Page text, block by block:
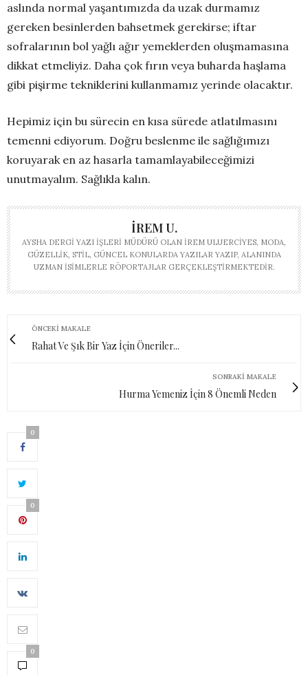
aslında normal yaşantımızda da uzak durmamız
gereken besinlerden bahsetmek gerekirse; iftar
sofralarının bol yağlı ağır yemeklerden oluşmamasına
dikkat etmeliyiz. Daha çok fırın veya buharda haşlama
gibi pişirme tekniklerini kullanmamız yerinde olacaktır.
Hepimiz için bu sürecin en kısa sürede atlatılmasını
temenni ediyorum. Doğru beslenme ile sağlığımızı
koruyarak en az hasarla tamamlayabileceğimizi
unutmayalım. Sağlıkla kalın.
İREM U.
AYSHA DERGI YAZI İŞLERI MÜDÜRÜ OLAN İREM ULUERCIYES, MODA,
GÜZELLIK, STIL, GÜNCEL KONULARDA YAZILAR YAZIP, ALANINDA
UZMAN ISIMLERLE RÖPORTAJLAR GERÇEKLEŞTIRMEKTEDIR.
ÖNCEKI MAKALE
Rahat Ve Şık Bir Yaz İçin Öneriler...
SONRAKI MAKALE
Hurma Yemeniz İçin 8 Önemli Neden
0
0
0